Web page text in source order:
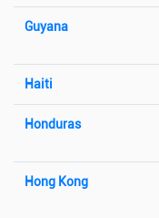
Guyana
Haiti
Honduras
Hong Kong